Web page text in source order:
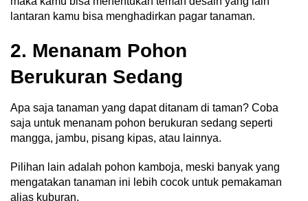
lantaran kamu bisa menghadirkan pagar tanaman.
2. Menanam Pohon
Berukuran Sedang
Apa saja tanaman yang dapat ditanam di taman? Coba
saja untuk menanam pohon berukuran sedang seperti
mangga, jambu, pisang kipas, atau lainnya.
Pilihan lain adalah pohon kamboja, meski banyak yang
mengatakan tanaman ini lebih cocok untuk pemakaman
alias kuburan.